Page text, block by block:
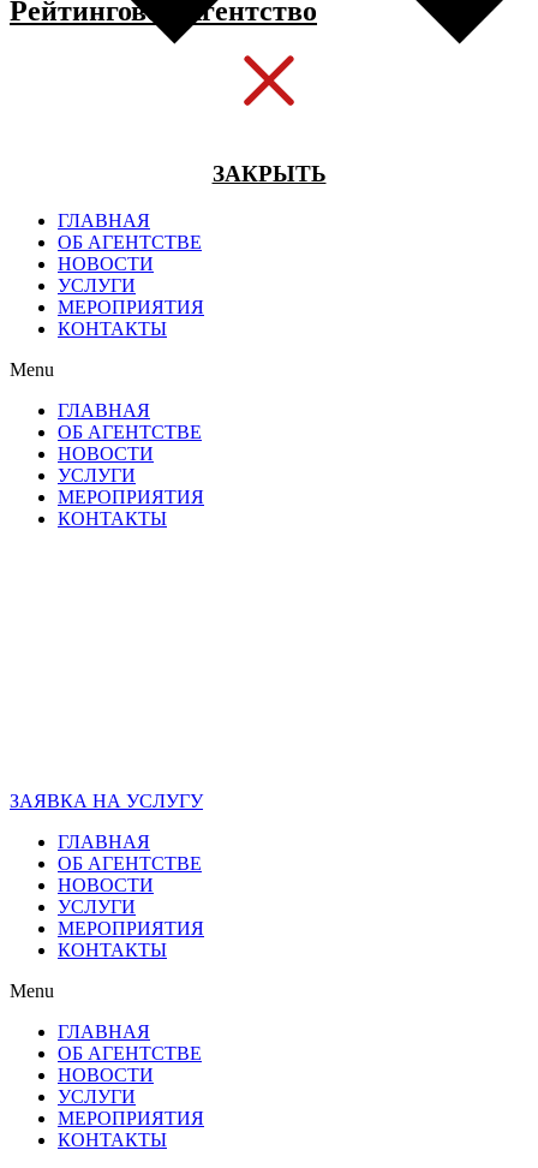
Рейтинговое Агентство
ЗАКРЫТЬ
ГЛАВНАЯ
ОБ АГЕНТСТВЕ
НОВОСТИ
УСЛУГИ
МЕРОПРИЯТИЯ
КОНТАКТЫ
Menu
ГЛАВНАЯ
ОБ АГЕНТСТВЕ
НОВОСТИ
УСЛУГИ
МЕРОПРИЯТИЯ
КОНТАКТЫ
ЗАЯВКА НА УСЛУГУ
ГЛАВНАЯ
ОБ АГЕНТСТВЕ
НОВОСТИ
УСЛУГИ
МЕРОПРИЯТИЯ
КОНТАКТЫ
Menu
ГЛАВНАЯ
ОБ АГЕНТСТВЕ
НОВОСТИ
УСЛУГИ
МЕРОПРИЯТИЯ
КОНТАКТЫ